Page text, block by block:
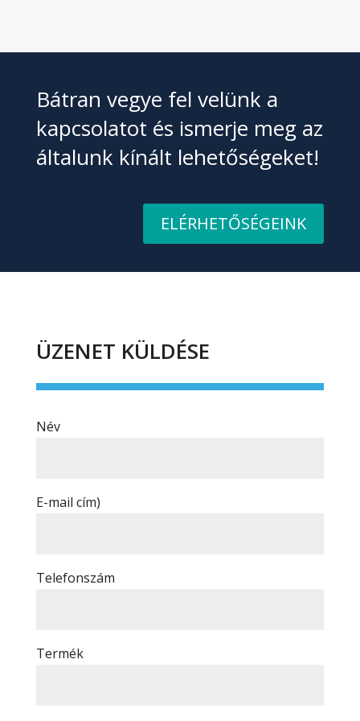
Bátran vegye fel velünk a
kapcsolatot és ismerje meg az
általunk kínált lehetőségeket!
ELÉRHETŐSÉGEINK
ÜZENET KÜLDÉSE
Név
E-mail cím)
Telefonszám
Termék